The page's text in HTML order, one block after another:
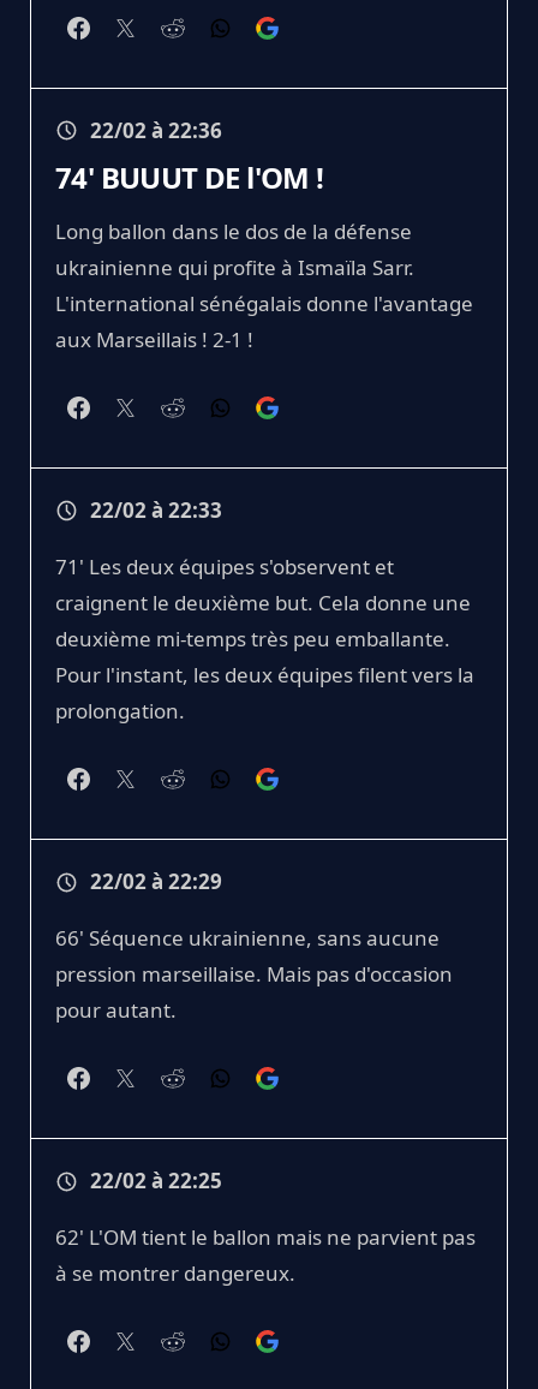
22/02 à 22:36
74' BUUUT DE l'OM !
Long ballon dans le dos de la défense
ukrainienne qui profite à Ismaïla Sarr.
L'international sénégalais donne l'avantage
aux Marseillais ! 2-1 !
22/02 à 22:33
71' Les deux équipes s'observent et
craignent le deuxième but. Cela donne une
deuxième mi-temps très peu emballante.
Pour l'instant, les deux équipes filent vers la
prolongation.
22/02 à 22:29
66' Séquence ukrainienne, sans aucune
pression marseillaise. Mais pas d'occasion
pour autant.
22/02 à 22:25
62' L'OM tient le ballon mais ne parvient pas
à se montrer dangereux.